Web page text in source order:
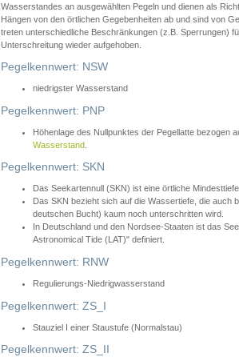
Wasserstandes an ausgewählten Pegeln und dienen als
Hängen von den örtlichen Gegebenheiten ab und sind von
treten unterschiedliche Beschränkungen (z.B. Sperrungen)
Unterschreitung wieder aufgehoben.
Pegelkennwert: NSW
niedrigster Wasserstand
Pegelkennwert: PNP
Höhenlage des Nullpunktes der Pegellatte bezogen
Wasserstand
Pegelkennwert: SKN
Das Seekartennull (SKN) ist eine örtliche
Das SKN bezieht sich auf die Wassertiefe, die auch
deutschen Bucht) kaum noch unterschritten wird.
In Deutschland und den Nordsee-Staaten ist das
Astronomical Tide (LAT)" definiert.
Pegelkennwert: RNW
Regulierungs-Niedrigwasserstand
Pegelkennwert: ZS_I
Stauziel I einer Staustufe (Normalstau)
Pegelkennwert: ZS_II